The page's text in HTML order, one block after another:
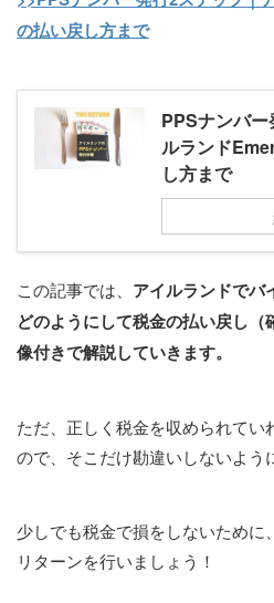
の払い戻し方まで
PPSナンバ
ルランド
し方まで
この記事では、 アイルランドでバ
どのようにして税金の払い戻し
像付きで解説していきます。
ただ、正しく税金を収められてい
ので、そこだけ勘違いしないよう
少しでも税金で損をしないために
リターンを行いましょう！